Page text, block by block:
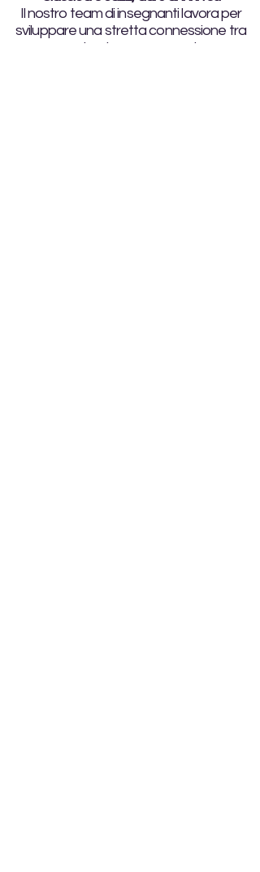
Il nostro team di insegnanti lavora per
sviluppare una stretta connessione tra
percorso classico e percorso jazz, per